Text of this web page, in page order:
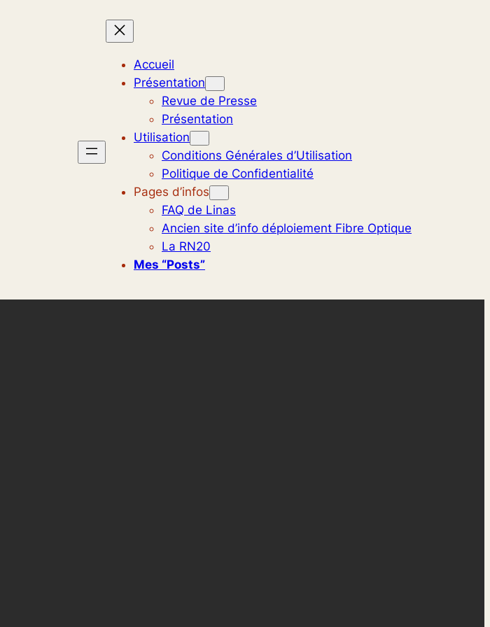
Accueil
Présentation
Revue de Presse
Présentation
Utilisation
Conditions Générales d’Utilisation
Politique de Confidentialité
Pages d’infos
FAQ de Linas
Ancien site d’info déploiement Fibre Optique
La RN20
Mes “posts”